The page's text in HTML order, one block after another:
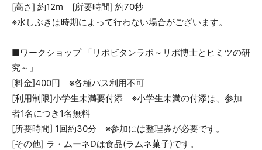
[高さ] 約12m [所要時間] 約70秒
※水しぶきは時期によって行わない場合がございます。
■ワークショップ 「リポビタンラボ～リポ博士とヒミツの研
究～」
[料金]400円 ※各種パス利用不可
[利用制限]小学生未満要付添 ※小学生未満の付添は、参加
者1名につき1名無料
[所要時間] 1回約30分 ※参加には整理券が必要です。
[その他] ラ・ムーネDは食品(ラムネ菓子)です。